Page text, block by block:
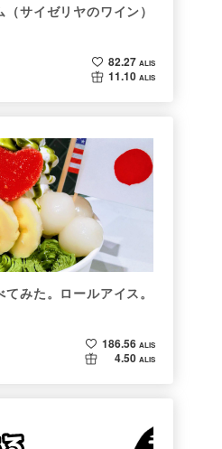
（サイゼリヤのワイン）
82.27 ALIS
11.10 ALIS
みた。ロールアイス。
186.56 ALIS
4.50 ALIS